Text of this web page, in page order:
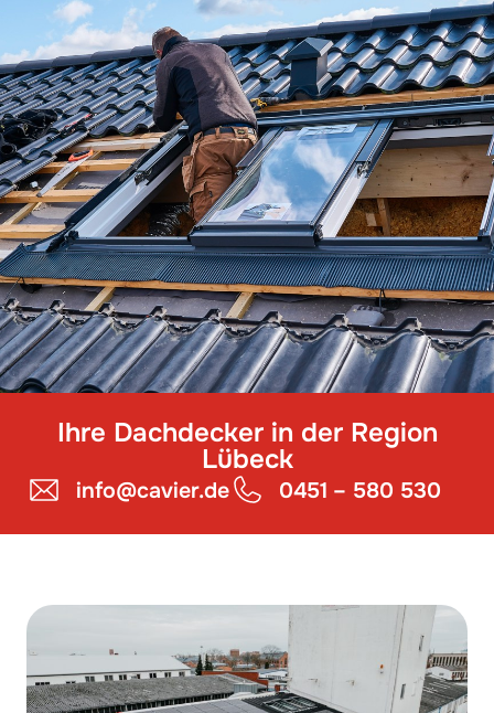
Ihre Dachdecker in der Region
Lübeck
info@cavier.de 0451 – 580 530